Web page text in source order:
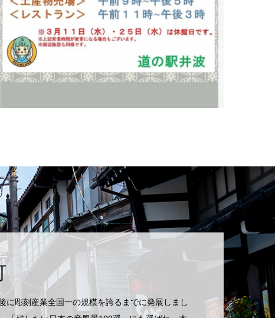
彫刻産業全国一の規模を誇るまでに発展しまし